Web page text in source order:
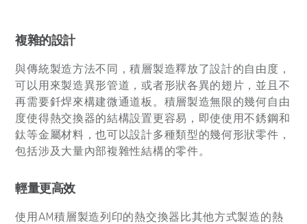
複雜的設計
與傳統製造方法不同，積層製造釋放了設計的自由度，
可以用來製造異形管道，或者形狀各異的翅片，並且不
再需要釺焊來構建微通道板。積層製造無限的幾何自由
度使得熱交換器的結構設置更容易，即使使用不銹鋼和
鈦等金屬材料，也可以設計多種類型的幾何形狀零件，
包括涉及大量內部複雜性結構的零件。
輕量更高效
使用AM積層製造列印的熱交換器比其他方式製造的熱